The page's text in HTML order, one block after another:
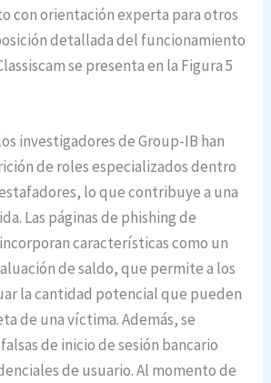
con orientación experta para otros
detallada del funcionamiento
se presenta en la Figura 5
investigadores de Group-IB han
de roles especializados dentro
lo que contribuye a una
Las páginas de phishing de
características como un
de saldo, que permite a los
la cantidad potencial que pueden
de una víctima. Además, se
de inicio de sesión bancario
de usuario. Al momento de